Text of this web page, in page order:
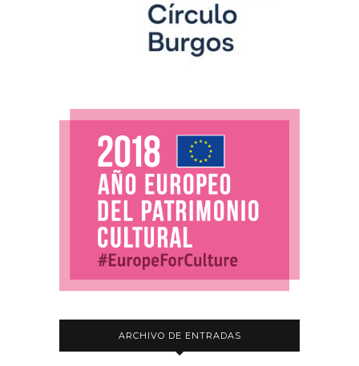
ARCHIVO DE ENTRADAS